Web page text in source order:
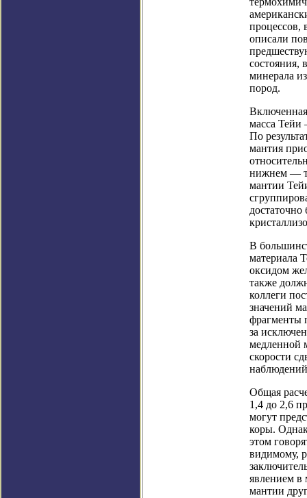
процессов,
описали
состояния,
минерала
пород.
масса Тейи
По
мантия
нижнем ―
мантии
В
материала
оксидом
также
коллеги
значений
фрагменты
за
медленной
скорости
Общая
1,4 до 2,6
могут
коры.
этом
видимому,
явлением в
мантии